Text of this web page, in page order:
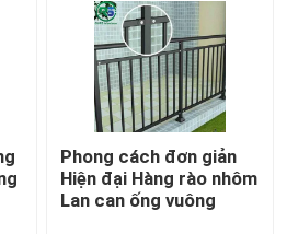
đại
nhôm
Phong cách đơn giản
Hiện đại Hàng rào nhôm
Lan can ống vuông